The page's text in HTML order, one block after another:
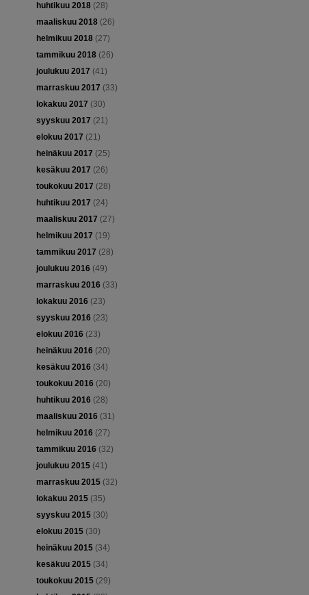
huhtikuu 2018(28)
maaliskuu 2018(26)
helmikuu 2018(27)
tammikuu 2018(26)
joulukuu 2017 (41)
marraskuu 2017 (33)
lokakuu 2017 (30)
syyskuu 2017 (21)
elokuu 2017 (21)
heinäkuu 2017 (25)
kesäkuu 2017 (26)
toukokuu 2017 (28)
huhtikuu 2017 (24)
maaliskuu 2017 (27)
helmikuu 2017 (19)
tammikuu 2017 (28)
joulukuu 2016 (49)
marraskuu 2016 (33)
lokakuu 2016 (23)
syyskuu 2016 (23)
elokuu 2016 (23)
heinäkuu 2016 (20)
kesäkuu 2016 (34)
toukokuu 2016 (20)
huhtikuu 2016 (28)
maaliskuu 2016 (31)
helmikuu 2016 (27)
tammikuu 2016 (32)
joulukuu 2015(41)
marraskuu 2015(32)
lokakuu 2015(35)
syyskuu 2015(30)
elokuu 2015(30)
heinäkuu 2015(34)
kesäkuu 2015(34)
toukokuu 2015(29)